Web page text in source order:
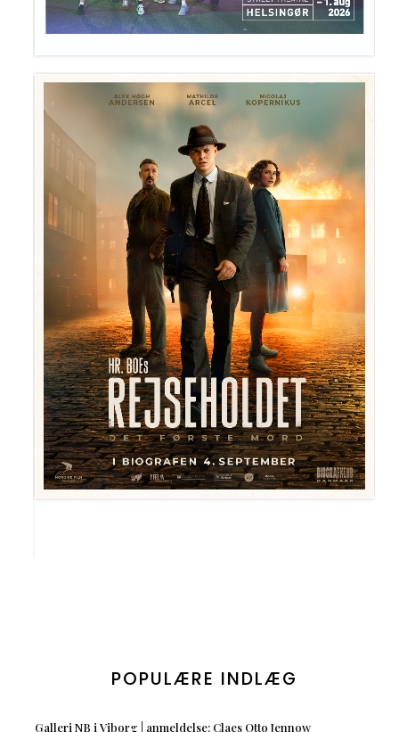
POPULÆRE INDLÆG
Galleri NB i Viborg | anmeldelse: Claes Otto Jennow